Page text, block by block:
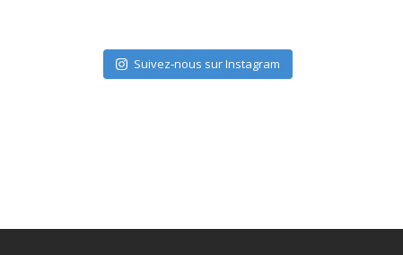
Suivez-nous sur Instagram